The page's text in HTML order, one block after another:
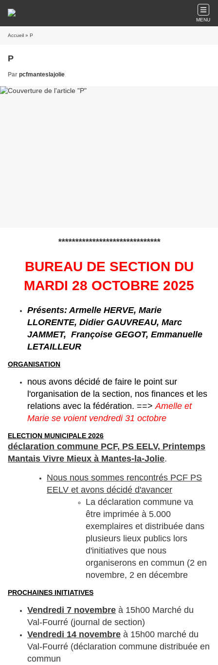
MENU
Accueil » P
P
Par pcfmanteslajolie
******************************
BUREAU DE SECTION DU
MARDI 28 OCTOBRE 2025
Présents: Armelle HERVE, Marie
LLORENTE, Didier GAUVREAU, Marc
JAMMET, Françoise GEGOT, Emmanuelle
LETAILLEUR
ORGANISATION
nous avons décidé de faire le point sur
l'organisation de la section, nos finances et les
relations avec la fédération. ==> Amelle et
Marie se voient vendredi 31 octobre
ELECTION MUNICIPALE 2026
déclaration commune PCF, PS EELV, Printemps
Mantais Vivre Mieux à Mantes-la-Jolie.
Nous nous sommes rencontrés PCF PS
EELV et avons décidé d'avancer
La déclaration commune va
être imprimée à 5.000
exemplaires et distribuée dans
plusieurs lieux publics lors
d'initiatives que nous
organiserons en commun (2 en
novembre, 2 en décembre
PROCHAINES INITIATIVES
Vendredi 7 novembre à 15h00 Marché du
Val-Fourré (journal de section)
Vendredi 14 novembre à 15h00 marché du
Val-Fourré (déclaration commune distribuée en
commun